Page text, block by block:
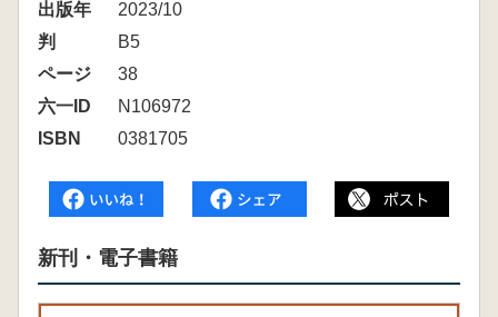
出版年
2023/10
判
B5
ページ
38
六一ID
N106972
ISBN
0381705
新刊・電子書籍